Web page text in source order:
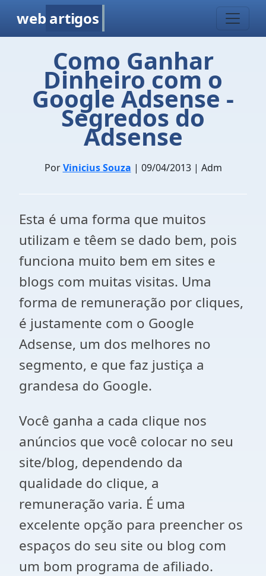
web artigos
Como Ganhar
Dinheiro com o
Google Adsense -
Segredos do
Adsense
PorVinicius Souza | 09/04/2013 | Adm
Esta é uma forma que muitos
utilizam e têem se dado bem, pois
funciona muito bem em sites e
blogs com muitas visitas. Uma
forma de remuneração por cliques,
é justamente com o Google
Adsense, um dos melhores no
segmento, e que faz justiça a
grandesa do Google.
Você ganha a cada clique nos
anúncios que você colocar no seu
site/blog, dependendo da
qualidade do clique, a
remuneração varia. É uma
excelente opção para preencher os
espaços do seu site ou blog com
um bom programa de afiliado.